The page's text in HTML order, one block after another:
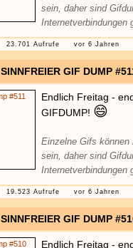
sein, daher sind
Internetverbindungen
23.701 Aufrufe vor 6 Jahren
SINNFREIER GIF DUMP
Endlich Freitag -
GIFDUMP! 😄
Einzelne Gifs können
sein, daher sind
Internetverbindungen
19.523 Aufrufe vor 6 Jahren
SINNFREIER GIF DUMP
Endlich Freitag -